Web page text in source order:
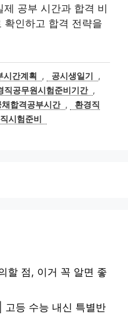
공부 시간과 합격 비
확인하고 합격 전략을
시간계획 , 공시생일기
,
직공무원시험준비기간 ,
채합격공부시간 ,
환경직
시험준비
할 점, 이거 꼭 알면 좋
고등 수능 내신 특별반